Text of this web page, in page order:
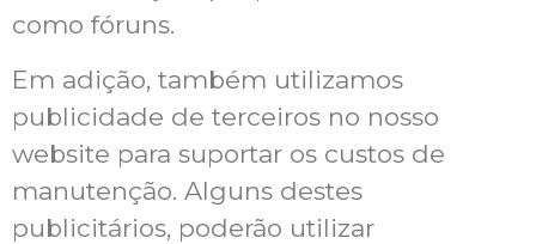
como fóruns.
Em adição, também utilizamos
publicidade de terceiros no nosso
website para suportar os custos de
manutenção. Alguns destes
publicitários, poderão utilizar